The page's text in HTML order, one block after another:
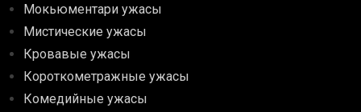
Мокьюментари ужасы
Мистические ужасы
Кровавые ужасы
Короткометражные ужасы
Комедийные ужасы